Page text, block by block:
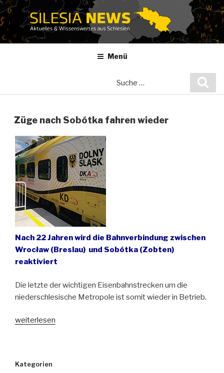
Zum
Inhalt
springen
Menü
Züge nach Sobótka fahren wieder
Nach 22 Jahren wird die Bahnverbindung zwischen
Wrocław (Breslau) und Sobótka (Zobten)
reaktiviert
Die letzte der wichtigen Eisenbahnstrecken um die
niederschlesische Metropole ist somit wieder in Betrieb.
„Züge
wieder“
weiterlesen
Kategorien